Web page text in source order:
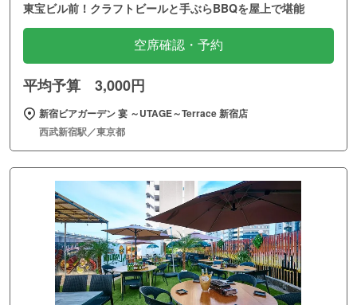
東宝ビル前！クラフトビールと手ぶらBBQを屋上で堪能
空席確認・予約
平均予算 3,000円
新宿ビアガーデン 宴 ～UTAGE～Terrace 新宿店
西武新宿駅／東京都